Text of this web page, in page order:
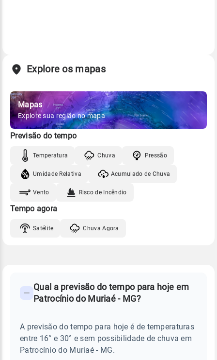
Explore os mapas
Mapas
Explore sua região no mapa
Previsão do tempo
Temperatura Chuva Pressão
Umidade Relativa Acumulado de Chuva
Vento Risco de Incêndio
Tempo agora
Satélite Chuva Agora
PREVISÃO
TEMPO
PATROCÍNIO
MURIAÉ
Perguntas
sobre
chuva
Qual a previsão do tempo para hoje em
Patrocínio do Muriaé - MG?
A previsão do tempo para hoje é de temperaturas
entre 16° e 30° e sem possibilidade de chuva em
Patrocínio do Muriaé - MG.